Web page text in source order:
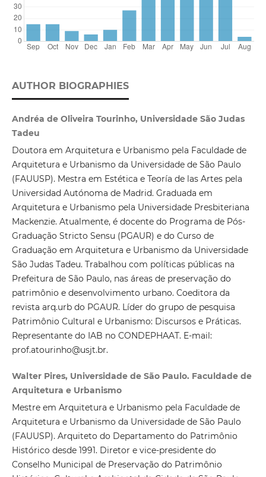
AUTHOR BIOGRAPHIES
Andréa de Oliveira Tourinho, Universidade São Judas
Tadeu
Doutora em Arquitetura e Urbanismo pela Faculdade de
Arquitetura e Urbanismo da Universidade de São Paulo
(FAUUSP). Mestra em Estética e Teoría de las Artes pela
Universidad Autónoma de Madrid. Graduada em
Arquitetura e Urbanismo pela Universidade Presbiteriana
Mackenzie. Atualmente, é docente do Programa de Pós-
Graduação Stricto Sensu (PGAUR) e do Curso de
Graduação em Arquitetura e Urbanismo da Universidade
São Judas Tadeu. Trabalhou com políticas públicas na
Prefeitura de São Paulo, nas áreas de preservação do
patrimônio e desenvolvimento urbano. Coeditora da
revista arq.urb do PGAUR. Líder do grupo de pesquisa
Patrimônio Cultural e Urbanismo: Discursos e Práticas.
Representante do IAB no CONDEPHAAT. E-mail:
prof.atourinho@usjt.br.
Walter Pires, Universidade de São Paulo. Faculdade de
Arquitetura e Urbanismo
Mestre em Arquitetura e Urbanismo pela Faculdade de
Arquitetura e Urbanismo da Universidade de São Paulo
(FAUUSP). Arquiteto do Departamento do Patrimônio
Histórico desde 1991. Diretor e vice-presidente do
Conselho Municipal de Preservação do Patrimônio